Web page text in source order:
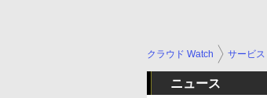
クラウド Watch サービス
ニュース